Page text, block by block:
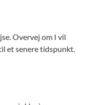
Overvej om I vil
et senere tidspunkt.